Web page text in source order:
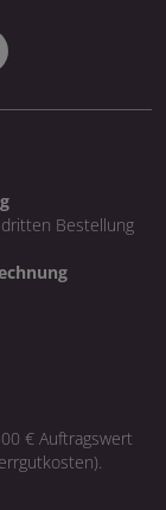
Bestellung
€ Auftragswert